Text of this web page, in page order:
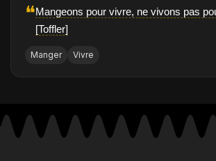
❝Mangeons pour vivre, ne vivons pas
[Toffler]
Manger Vivre